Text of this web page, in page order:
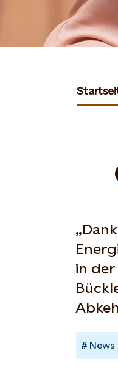
in
News